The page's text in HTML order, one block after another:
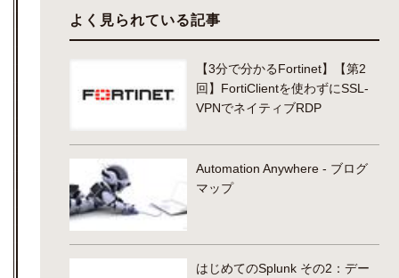
よく見られている記事
【3分で分かるFortinet】【第2
回】FortiClientを使わずにSSL-
VPNでネイティブRDP
Automation Anywhere - ブログ
マップ
はじめてのSplunk その2：デー